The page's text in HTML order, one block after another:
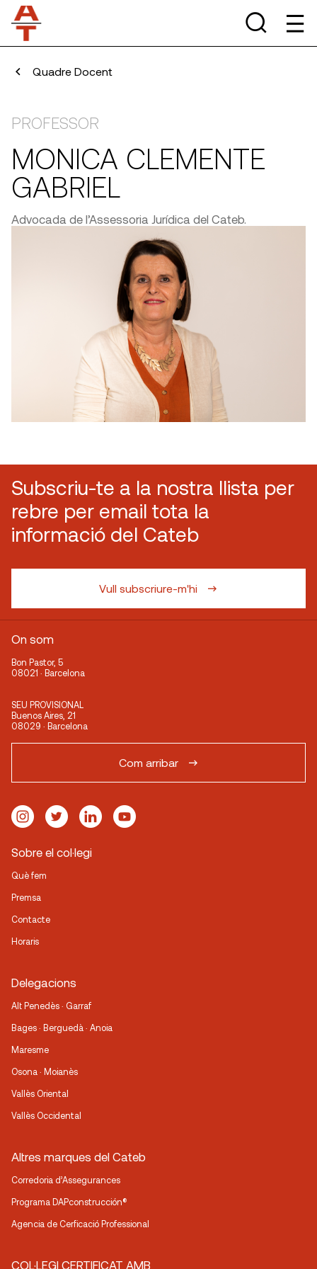
Quadre Docent
PROFESSOR
MONICA CLEMENTE
GABRIEL
Advocada de l’Assessoria Jurídica del Cateb.
Subscriu-te a la nostra llista per
rebre per email tota la
informació del Cateb
Vull subscriure-m'hi
On som
Bon Pastor, 5
08021 · Barcelona
SEU PROVISIONAL
Buenos Aires, 21
08029 · Barcelona
Com arribar
Sobre el col·legi
Què fem
Premsa
Contacte
Horaris
Delegacions
Alt Penedès · Garraf
Bages · Berguedà · Anoia
Maresme
Osona · Moianès
Vallès Oriental
Vallès Occidental
Altres marques del Cateb
Corredoria d’Assegurances
Programa DAPconstrucción®
Agencia de Cerficació Professional
COL·LEGI CERTIFICAT AMB